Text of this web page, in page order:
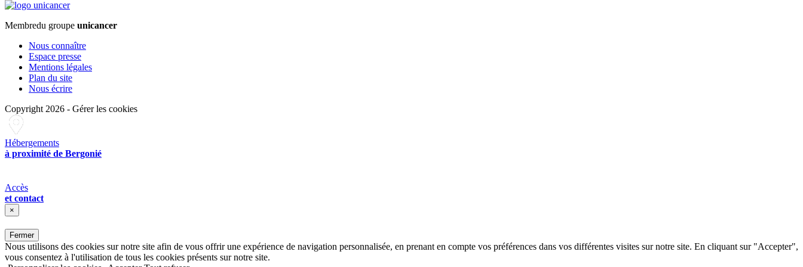
Membredu groupe unicancer
Nous connaître
Espace presse
Mentions légales
Plan du site
Nous écrire
Copyright 2026 - Gérer les cookies
Hébergements
à proximité de Bergonié
Accès
et contact
×
Fermer
Nous utilisons des cookies sur notre site afin de vous offrir une expérience de navigation personnalisée, en prenant en compte vos préférences dans vos différentes visites sur notre site. En cliquant sur "Accepter",
vous consentez à l'utilisation de tous les cookies présents sur notre site.